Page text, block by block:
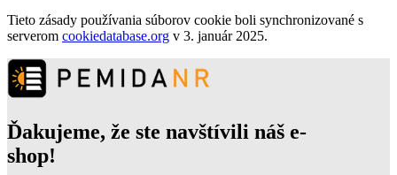
Tieto zásady používania súborov cookie boli synchronizované s
serverom cookiedatabase.org v 3. január 2025.
Ďakujeme, že ste navštívili náš e-
shop!